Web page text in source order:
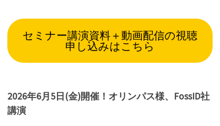
セミナー講演資料＋動画配信の視聴
申し込みはこちら
2026年6月5日(金)開催！オリンパス様、FossID社
講演